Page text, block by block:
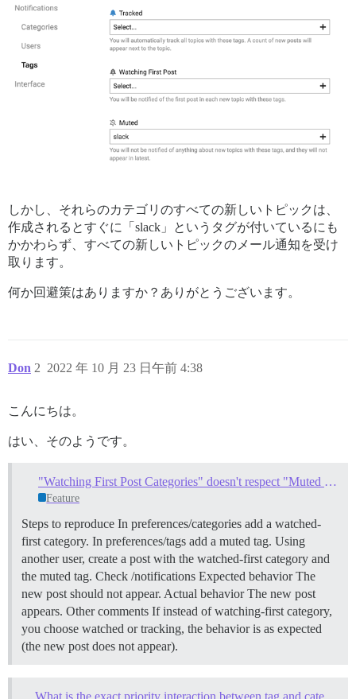
しかし、それらのカテゴリのすべての新しいトピックは、
作成されるとすぐに「slack」というタグが付いているにも
かかわらず、すべての新しいトピックのメール通知を受け
取ります。
何か回避策はありますか？ありがとうございます。
Don 2022 年 10 月 23 日午前 4:38
2
こんにちは。
はい、そのようです。
"Watching First Post Categories" doesn't respect "Muted Tags"
Feature
Steps to reproduce In preferences/categories add a watched-
first category. In preferences/tags add a muted tag. Using
another user, create a post with the watched-first category and
the muted tag. Check /notifications Expected behavior The
new post should not appear. Actual behavior The new post
appears. Other comments If instead of watching-first category,
you choose watched or tracking, the behavior is as expected
(the new post does not appear).
What is the exact priority interaction between tag and category notification settings?